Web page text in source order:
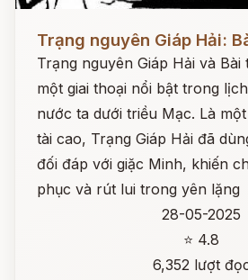
Trạng nguyên Giáp Hải:
Trạng nguyên Giáp Hải và
một giai thoại nổi bật trong
nước ta dưới triều Mạc. Là
tài cao, Trạng Giáp Hải đã
đối đáp với giặc Minh, khiến
phục và rút lui trong yên lặng
28-05-2025
⭐ 4.8
6,352 lượt